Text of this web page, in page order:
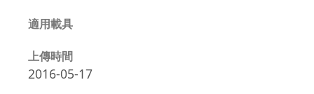
適用載具
上傳時間
2016-05-17